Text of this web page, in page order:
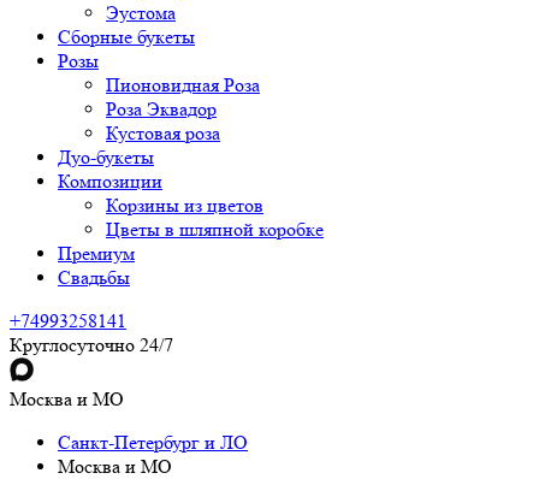
Эустома
Сборные букеты
Розы
Пионовидная Роза
Роза Эквадор
Кустовая роза
Дуо-букеты
Композиции
Корзины из цветов
Цветы в шляпной коробке
Премиум
Свадьбы
+74993258141
Круглосуточно 24/7
Москва и МО
Санкт-Петербург и ЛО
Москва и МО